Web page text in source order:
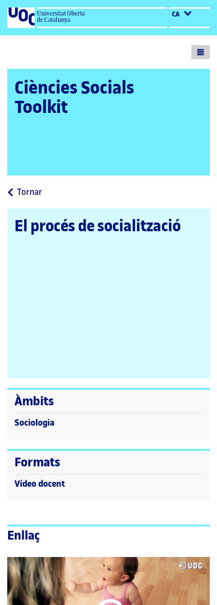
Universitat Oberta
de Catalunya
CA
Ciències Socials
Toolkit
Tornara
pàgina
principal
El procés de socialització
Àmbits
Sociologia
Formats
Vídeo docent
Enllaç